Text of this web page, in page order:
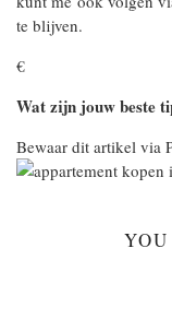
te blijven.
€
Wat zijn jouw beste
Bewaar dit artikel via